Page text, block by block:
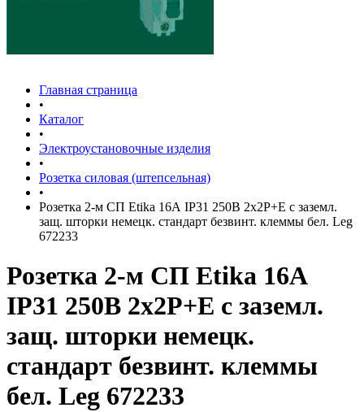
Главная страница
•
Каталог
•
Электроустановочные изделия
•
Розетка силовая (штепсельная)
•
Розетка 2-м СП Etika 16А IP31 250В 2х2P+E с заземл.
защ. шторки немецк. стандарт безвинт. клеммы бел. Leg
672233
Розетка 2-м СП Etika 16А
IP31 250В 2х2P+E с заземл.
защ. шторки немецк.
стандарт безвинт. клеммы
бел. Leg 672233